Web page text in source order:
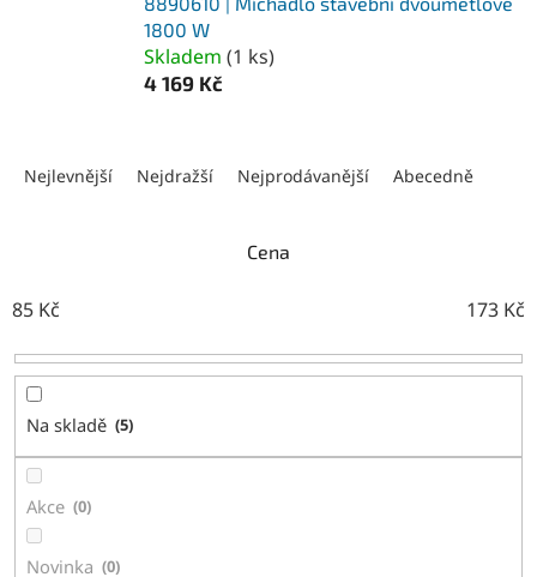
1800 W
Skladem (1 ks)
4 169 Kč
p
o
d
t
Nejlevnější Nejdražší Nejprodávanější Abecedně
Cena
85 Kč 173 Kč
Na skladě 5
Akce 0
Novinka 0